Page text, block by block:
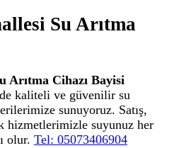
Su Arıtma
Arıtma Cihazı Bayisi
kaliteli ve güvenilir su
sunuyoruz. Satış,
hizmetlerimizle suyunuz her
olur. Tel: 05073406904